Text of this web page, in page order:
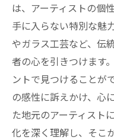
芦屋市の自然を
芦屋市の自
自然素材を活
り物
自然の美し
ン
アウトドア好
は、アーティストの個
手に入らない特別な魅
やガラス工芸など、伝
者の心を引きつけます
ントで見つけることが
の感性に訴えかけ、心
た地元のアーティスト
化を深く理解し、そこ